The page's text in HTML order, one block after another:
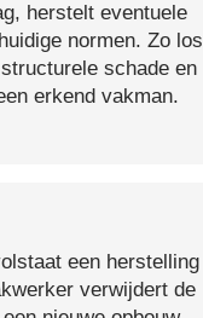
herstelt eventuele
normen. Zo los
schade en
erkend vakman.
een herstelling
verwijdert de